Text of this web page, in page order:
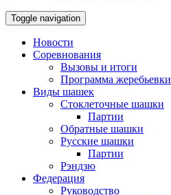
Toggle navigation
Новости
Соревнования
Вызовы и итоги
Программа жеребьевки
Виды шашек
Стоклеточные шашки
Партии
Обратные шашки
Русские шашки
Партии
Рэндзю
Федерация
Руководство